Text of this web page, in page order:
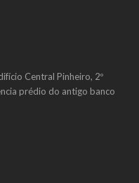
Central Pinheiro, 2º
prédio do antigo banco